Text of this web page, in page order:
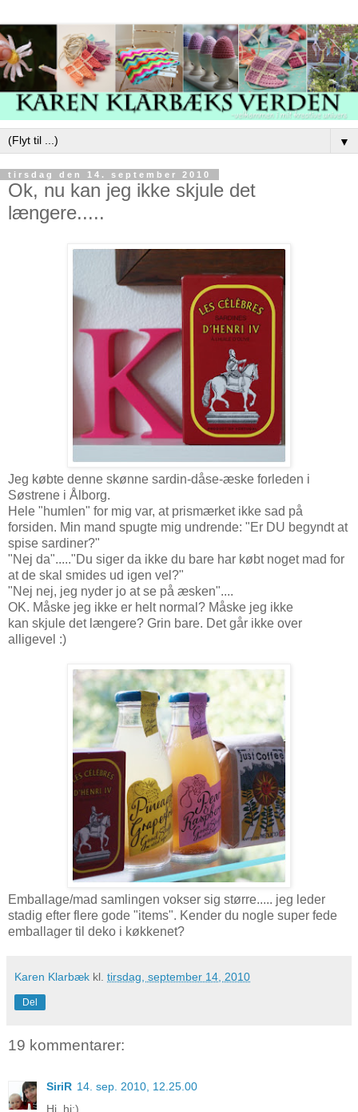
▼
tirsdag den 14. september 2010
Ok, nu kan jeg ikke skjule det
længere.....
Jeg købte denne skønne sardin-dåse-æske forleden i
Søstrene i Ålborg.
Hele "humlen" for mig var, at prismærket ikke sad på
forsiden. Min mand spugte mig undrende: "Er DU begyndt at
spise sardiner?"
"Nej da"....."Du siger da ikke du bare har købt noget mad for
at de skal smides ud igen vel?"
"Nej nej, jeg nyder jo at se på æsken"....
OK. Måske jeg ikke er helt normal? Måske jeg ikke
kan skjule det længere? Grin bare. Det går ikke over
alligevel :)
Emballage/mad samlingen vokser sig større..... jeg leder
stadig efter flere gode "items". Kender du nogle super fede
emballager til deko i køkkenet?
Karen Klarbæk kl. tirsdag, september 14, 2010
Del
19 kommentarer:
SiriR 14. sep. 2010, 12.25.00
Hi, hi:)